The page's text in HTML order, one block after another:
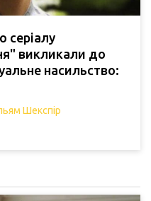
серіалу
викликали до
насильство:
Шекспір